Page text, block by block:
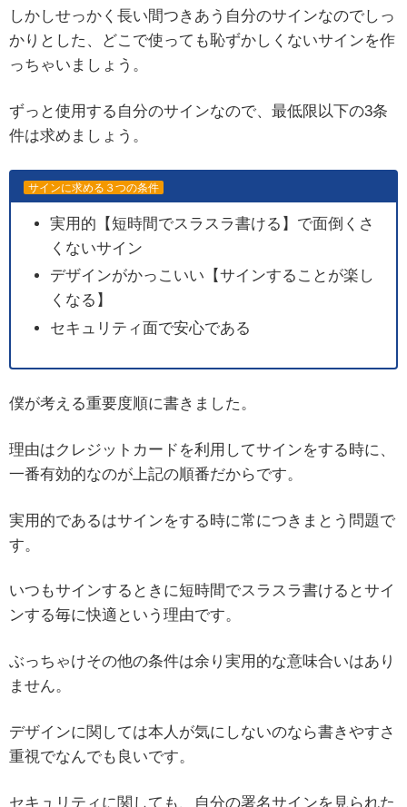
しかしせっかく長い間つきあう自分のサインなのでしっ
かりとした、どこで使っても恥ずかしくないサインを作
っちゃいましょう。
ずっと使用する自分のサインなので、最低限以下の3条
件は求めましょう。
サインに求める３つの条件
実用的【短時間でスラスラ書ける】で面倒くさ
くないサイン
デザインがかっこいい【サインすることが楽し
くなる】
セキュリティ面で安心である
僕が考える重要度順に書きました。
理由はクレジットカードを利用してサインをする時に、
一番有効的なのが上記の順番だからです。
実用的であるはサインをする時に常につきまとう問題で
す。
いつもサインするときに短時間でスラスラ書けるとサイ
ンする毎に快適という理由です。
ぶっちゃけその他の条件は余り実用的な意味合いはあり
ません。
デザインに関しては本人が気にしないのなら書きやすさ
重視でなんでも良いです。
セキュリティに関しても、自分の署名サインを見られた